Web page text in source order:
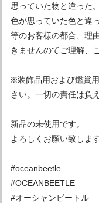
思っていた物と違った。
色が思っていた色と違っ
等のお客様の都合、理
きませんのてご理解、
※装飾品用および鑑賞
さい。一切の責任は負
新品の未使用です。
よろしくお願い致します
#oceanbeetle
#OCEANBEETLE
#オーシャンビートル